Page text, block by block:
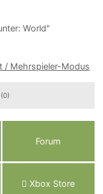
World"
/ Mehrspieler-Modus
Forum
Xbox Store